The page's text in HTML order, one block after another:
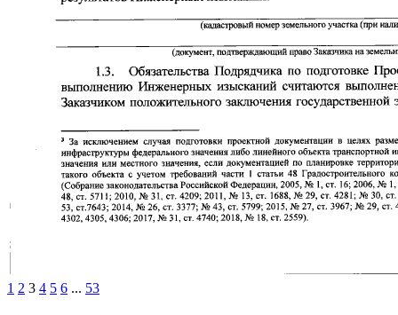
1 2 3 4 5 6 ... 53